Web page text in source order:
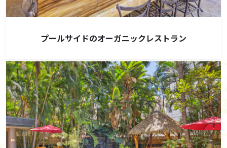
プールサイドのオーガニックレストラン